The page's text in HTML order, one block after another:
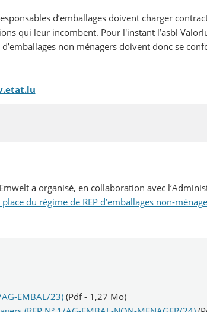
d’emballages doivent charger
qui leur incombent. Pour l'instant l’asbl
non ménagers doivent donc se
a organisé, en collaboration avec
du régime de REP d’emballages non-
EMBAL/23) (Pdf - 1,27 Mo)